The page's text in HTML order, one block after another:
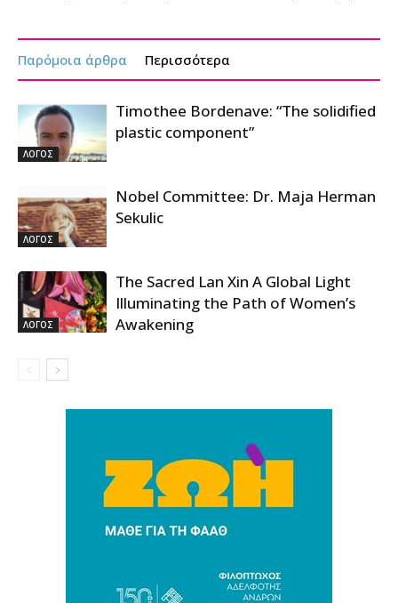
Παρόμοια άρθρα Περισσότερα
ΛΟΓΟΣ
Timothee Bordenave: “The solidified
plastic component”
ΛΟΓΟΣ
Nobel Committee: Dr. Maja Herman
Sekulic
ΛΟΓΟΣ
The Sacred Lan Xin A Global Light
Illuminating the Path of Women’s
Awakening